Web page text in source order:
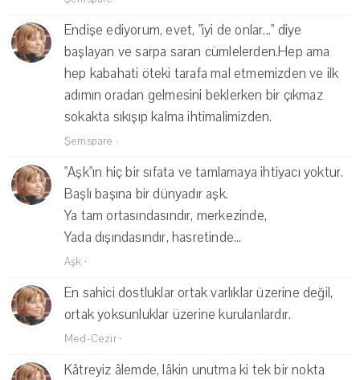
Endişe ediyorum, evet, ''iyi de onlar...'' diye
başlayan ve sarpa saran cümlelerden.Hep ama
hep kabahati öteki tarafa mal etmemizden ve ilk
adımın oradan gelmesini beklerken bir çıkmaz
sokakta sıkışıp kalma ihtimalimizden.
Şemspare ·
"Aşk"ın hiç bir sıfata ve tamlamaya ihtiyacı yoktur.
Başlı başına bir dünyadır aşk.
Ya tam ortasındasındır, merkezinde,
Yada dışındasındır, hasretinde...
Aşk ·
En sahici dostluklar ortak varlıklar üzerine değil,
ortak yoksunluklar üzerine kurulanlardır.
Med-Cezir·
Kâtreyiz âlemde, lâkin unutma ki tek bir nokta